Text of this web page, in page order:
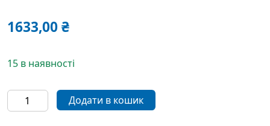
1633,00₴
15 в наявності
Американка
пряма
Додати в кошик